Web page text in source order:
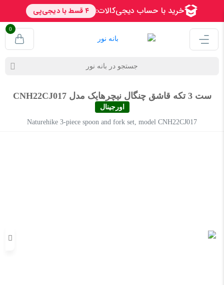
0
ست 3 تکه قاشق چنگال نیچرهایک مدل CNH22CJ017
اورجینال
Naturehike 3-piece spoon and fork set, model CNH22CJ017